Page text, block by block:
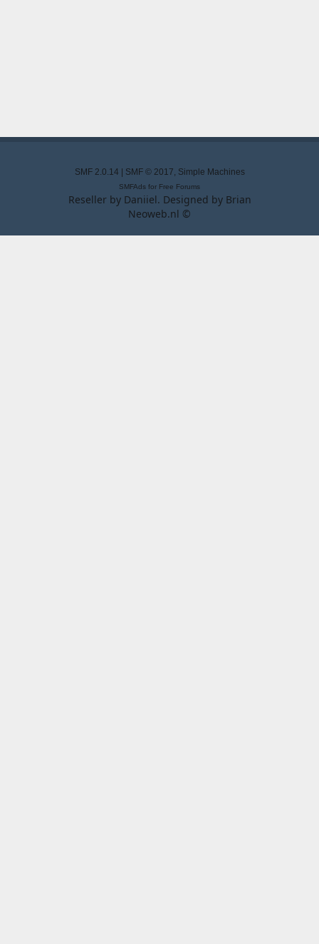
SMF 2.0.14 SMF © 2017, Simple Machines
SMFAds for Free Forums
Reseller by Daniiel. Designed by Brian
Neoweb.nl ©